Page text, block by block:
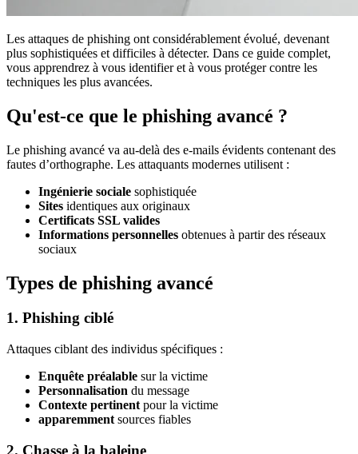
Les attaques de phishing ont considérablement évolué, devenant
plus sophistiquées et difficiles à détecter. Dans ce guide complet,
vous apprendrez à vous identifier et à vous protéger contre les
techniques les plus avancées.
Qu'est-ce que le phishing avancé ?
Le phishing avancé va au-delà des e-mails évidents contenant des
fautes d’orthographe. Les attaquants modernes utilisent :
Ingénierie sociale sophistiquée
Sites identiques aux originaux
Certificats SSL valides
Informations personnelles obtenues à partir des réseaux
sociaux
Types de phishing avancé
1. Phishing ciblé
Attaques ciblant des individus spécifiques :
Enquête préalable sur la victime
Personnalisation du message
Contexte pertinent pour la victime
apparemment sources fiables
2. Chasse à la baleine